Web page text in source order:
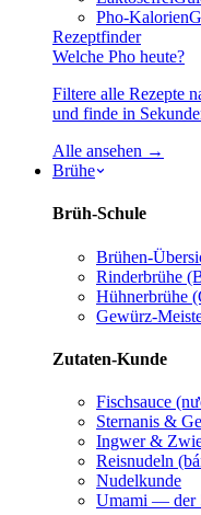
Pho-Kalorien
Rezeptfinder
Welche Pho heute?
Filtere alle Rezepte
und finde in
Alle ansehen →
Brühe
Brüh-Schule
Brühen-
Rinderbrühe
Hühnerbrühe
Gewürz-
Zutaten-Kunde
Fischsauce
Sternanis &
Ingwer &
Reisnudeln
Nudelkunde
Umami — der